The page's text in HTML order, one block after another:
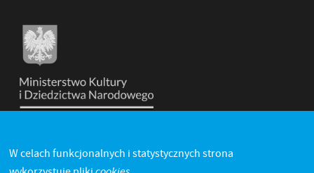
W celach funkcjonalnych i statystycznych strona